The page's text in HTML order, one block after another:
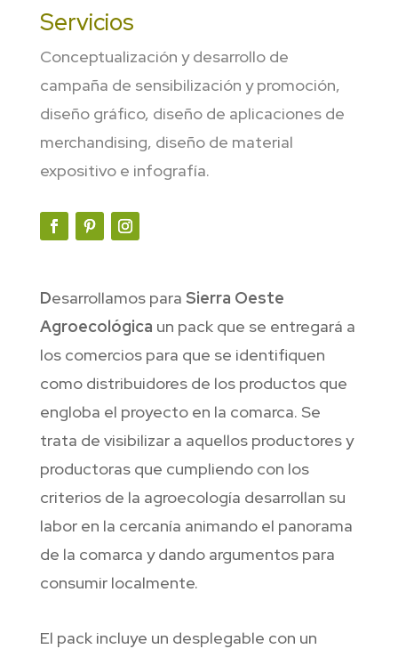
Servicios
Conceptualización y desarrollo de
campaña de sensibilización y promoción,
diseño gráfico, diseño de aplicaciones de
merchandising, diseño de material
expositivo e infografía.
Desarrollamos para Sierra Oeste
Agroecológica un pack que se entregará a
los comercios para que se identifiquen
como distribuidores de los productos que
engloba el proyecto en la comarca. Se
trata de visibilizar a aquellos productores y
productoras que cumpliendo con los
criterios de la agroecología desarrollan su
labor en la cercanía animando el panorama
de la comarca y dando argumentos para
consumir localmente.
El pack incluye un desplegable con un